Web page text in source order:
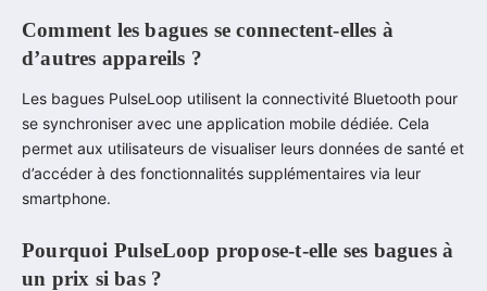
Comment les bagues se connectent-elles à
d’autres appareils ?
Les bagues PulseLoop utilisent la connectivité Bluetooth pour
se synchroniser avec une application mobile dédiée. Cela
permet aux utilisateurs de visualiser leurs données de santé et
d’accéder à des fonctionnalités supplémentaires via leur
smartphone.
Pourquoi PulseLoop propose-t-elle ses bagues à
un prix si bas ?